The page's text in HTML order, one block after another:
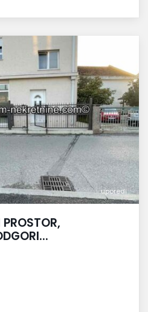
uporedi